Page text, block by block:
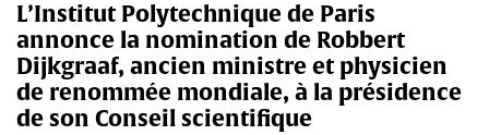
L’Institut Polytechnique de Paris
annonce la nomination de Robbert
Dijkgraaf, ancien ministre et physicien
de renommée mondiale, à la présidence
de son Conseil scientifique